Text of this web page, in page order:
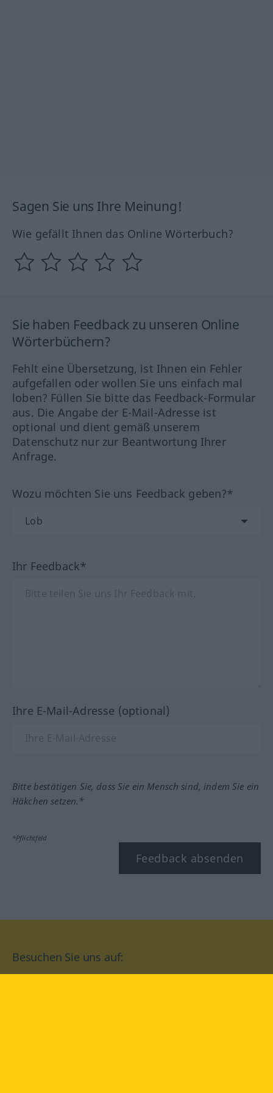
Sagen Sie uns Ihre Meinung!
Wie gefällt Ihnen das Online Wörterbuch?
Sie haben Feedback zu unseren Online
Wörterbüchern?
Fehlt eine Übersetzung, ist Ihnen ein Fehler
aufgefallen oder wollen Sie uns einfach mal
loben? Füllen Sie bitte das Feedback-Formular
aus. Die Angabe der E-Mail-Adresse ist
optional und dient gemäß unserem
Datenschutz nur zur Beantwortung Ihrer
Anfrage.
Wozu möchten Sie uns Feedback geben?*
Ihr Feedback*
Ihre E-Mail-Adresse (optional)
Bitte bestätigen Sie, dass Sie ein Mensch sind, indem Sie ein
Häkchen setzen.*
*Pflichtfeld
Feedback absenden
Besuchen Sie uns auf: